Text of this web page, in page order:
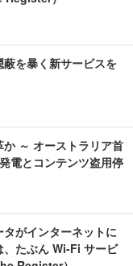
を暴く新サービスを
～ オーストラリア首
電とコンテンツ盗用停
がインターネットに
、たぶん Wi-Fi サービ